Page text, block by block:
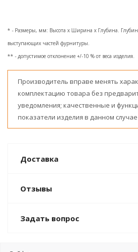
* - Размеры, мм: Высота x Ширина x Глубина. Глубина
выступающих частей фурнитуры.
** - допустимое отклонение +/-10 % от веса изделия.
Производитель вправе менять
комплектацию товара без
уведомления; качественные и
показатели изделия в данном
Доставка
Отзывы
Задать вопрос